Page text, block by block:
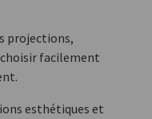
projections,
facilement
esthétiques et